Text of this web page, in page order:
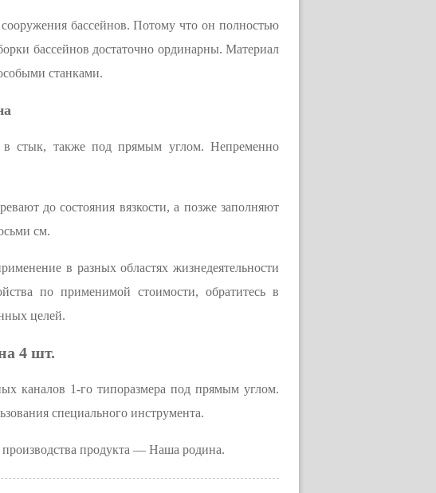
бассейнов. Потому что он полностью
бассейнов достаточно ординарны. Материал
станками.
стык, также под прямым углом. Непременно
до состояния вязкости, а позже заполняют
см.
в разных областях жизнедеятельности
по применимой стоимости, обратитесь в
целей.
4 шт.
каналов 1-го типоразмера под прямым углом.
специального инструмента.
продукта — Наша родина.